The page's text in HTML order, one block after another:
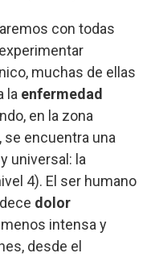
con todas
muchas de ellas
la enfermedad
en la zona
se encuentra una
universal: la
4). El ser humano
dolor
intensa y
desde el